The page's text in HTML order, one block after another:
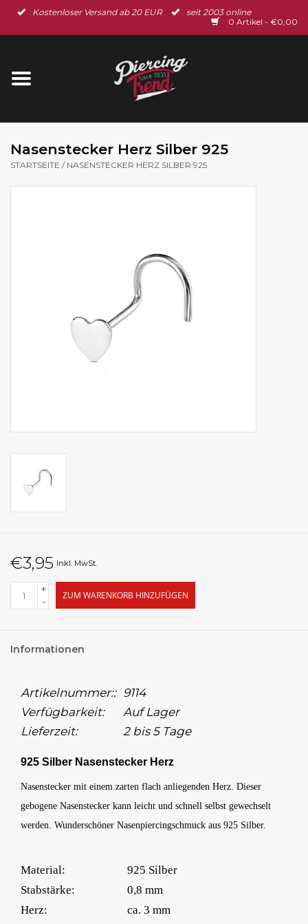
Kostenloser Versand ab 20 EUR
seit 2003 online
0 Artikel - €0,00
Startseite
Ohrschmuck
Nasenstecker Herz Silber 925
STARTSEITE / NASENSTECKER HERZ SILBER 925
€3,95 Inkl. MwSt.
+
-
ZUM WARENKORB HINZUFÜGEN
Informationen
Artikelnummer:: 9114
Verfügbarkeit:
Auf Lager
Lieferzeit:
2 bis 5 Tage
925 Silber Nasenstecker Herz
Nasenstecker mit einem zarten flach anliegenden Herz. Dieser
gebogene Nasenstecker kann leicht und schnell selbst gewechselt
werden. Wunderschöner Nasenpiercingschmuck aus 925 Silber.
Material:
925 Silber
Stabstärke:
0,8 mm
Herz:
ca. 3 mm